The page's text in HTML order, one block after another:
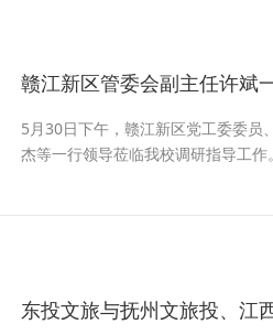
赣江新区管委会副主任许斌
5月30日下午，赣江新区党工委委员
杰等一行领导莅临我校调研指导工作
东投文旅与抚州文旅投、江